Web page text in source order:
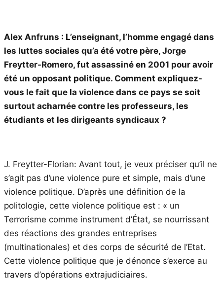
Alex Anfruns : L’enseignant, l’homme engagé dans
les luttes sociales qu’a été votre père, Jorge
Freytter-Romero, fut assassiné en 2001 pour avoir
été un opposant politique. Comment expliquez-
vous le fait que la violence dans ce pays se soit
surtout acharnée contre les professeurs, les
étudiants et les dirigeants syndicaux ?
J. Freytter-Florian: Avant tout, je veux préciser qu’il ne
s’agit pas d’une violence pure et simple, mais d’une
violence politique. D’après une définition de la
politologie, cette violence politique est : « un
Terrorisme comme instrument d’État, se nourrissant
des réactions des grandes entreprises
(multinationales) et des corps de sécurité de l’Etat.
Cette violence politique que je dénonce s’exerce au
travers d’opérations extrajudiciaires.